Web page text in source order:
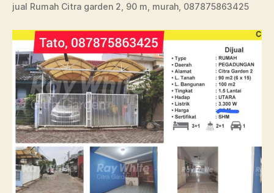
jual Rumah Citra garden 2, 90 m, murah, 087875863425